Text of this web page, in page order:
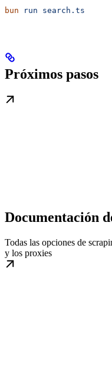
bun run search.ts
Próximos pasos
Documentación
Todas las opciones de
y los proxies